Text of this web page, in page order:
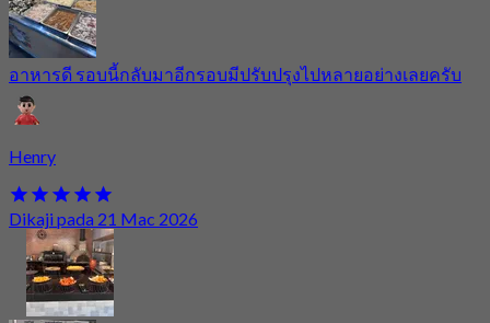
อาหารดี รอบนี้กลับมาอีกรอบมีปรับปรุงไปหลายอย่างเลยครับ
Henry
Dikaji pada 21 Mac 2026